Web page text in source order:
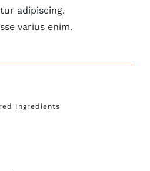
adipiscing.
varius enim.
Ingredients